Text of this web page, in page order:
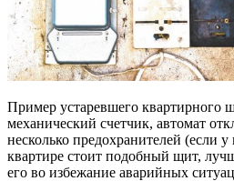
Пример устаревшего квартирного
механический счетчик, автомат
несколько предохранителей (если у
квартире стоит подобный щит,
его во избежание аварийных